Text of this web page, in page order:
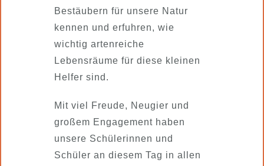
Bestäubern für unsere Natur
kennen und erfuhren, wie
wichtig artenreiche
Lebensräume für diese kleinen
Helfer sind.
Mit viel Freude, Neugier und
großem Engagement haben
unsere Schülerinnen und
Schüler an diesem Tag in allen